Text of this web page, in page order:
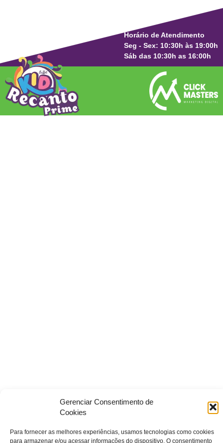
Gerenciar Consentimento de
Cookies
Para fornecer as melhores experiências, usamos tecnologias como cookies
para armazenar e/ou acessar informações do dispositivo. O consentimento
Horário de Atendimento
Seg - Sex: 10:30h às 19:00h
Sáb das 10:30h as 16:00h